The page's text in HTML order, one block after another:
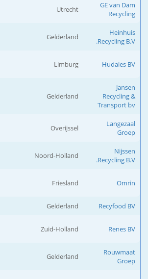
GE van Dam
Recycling
Utrecht
Heinhuis
Recycling B.V.
Gelderland
Hudales BV
Limburg
Jansen
Recycling &
Transport bv
Gelderland
Langezaal
Groep
Overijssel
Nijssen
Recycling B.V.
Noord-Holland
Omrin
Friesland
Recyfood BV
Gelderland
Renes BV
Zuid-Holland
Rouwmaat
Groep
Gelderland